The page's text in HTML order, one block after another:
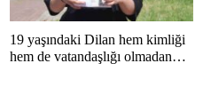
19 yaşındaki Dilan hem kimliği
hem de vatandaşlığı olmadan